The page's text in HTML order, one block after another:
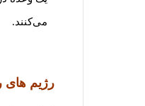
می‌کنند.
رژیم های